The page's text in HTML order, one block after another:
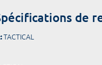
de
TACTICAL